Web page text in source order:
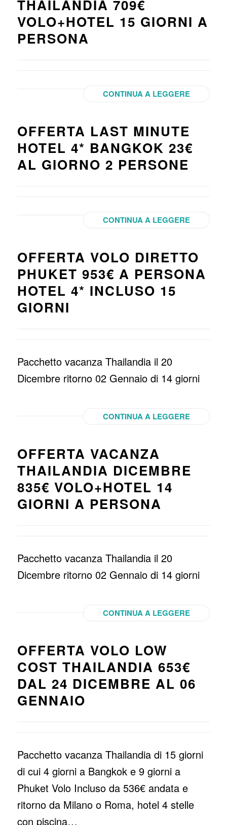
THAILANDIA 709€
VOLO+HOTEL 15 GIORNI A
PERSONA
CONTINUA A LEGGERE
OFFERTA LAST MINUTE
HOTEL 4* BANGKOK 23€
AL GIORNO 2 PERSONE
CONTINUA A LEGGERE
OFFERTA VOLO DIRETTO
PHUKET 953€ A PERSONA
HOTEL 4* INCLUSO 15
GIORNI
Pacchetto vacanza Thailandia il 20
Dicembre ritorno 02 Gennaio di 14 giorni
CONTINUA A LEGGERE
OFFERTA VACANZA
THAILANDIA DICEMBRE
835€ VOLO+HOTEL 14
GIORNI A PERSONA
Pacchetto vacanza Thailandia il 20
Dicembre ritorno 02 Gennaio di 14 giorni
CONTINUA A LEGGERE
OFFERTA VOLO LOW
COST THAILANDIA 653€
DAL 24 DICEMBRE AL 06
GENNAIO
Pacchetto vacanza Thailandia di 15 giorni
di cui 4 giorni a Bangkok e 9 giorni a
Phuket Volo Incluso da 536€ andata e
ritorno da Milano o Roma, hotel 4 stelle
con piscina…